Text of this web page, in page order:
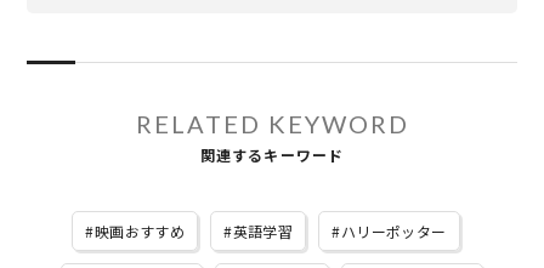
RELATED KEYWORD
関連するキーワード
映画おすすめ 英語学習 ハリーポッター